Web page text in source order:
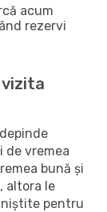
acum
rezervi
vizita
vremea
bună și
altora le
pentru